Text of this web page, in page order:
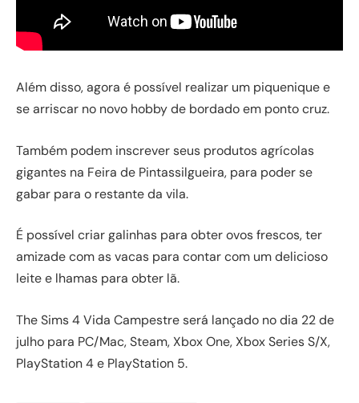
Além disso, agora é possível realizar um piquenique e
se arriscar no novo hobby de bordado em ponto cruz.
Também podem inscrever seus produtos agrícolas
gigantes na Feira de Pintassilgueira, para poder se
gabar para o restante da vila.
É possível criar galinhas para obter ovos frescos, ter
amizade com as vacas para contar com um delicioso
leite e lhamas para obter lã.
The Sims 4 Vida Campestre será lançado no dia 22 de
julho para PC/Mac, Steam, Xbox One, Xbox Series S/X,
PlayStation 4 e PlayStation 5.